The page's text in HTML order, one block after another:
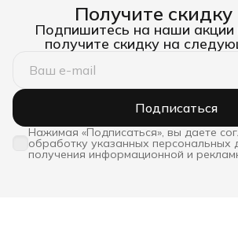
Получите скидку
Подпишитесь на наши акции
получите скидку на
Подписаться
Нажимая «Подписаться», вы даете
обработку указанных персональных
получения информационной и